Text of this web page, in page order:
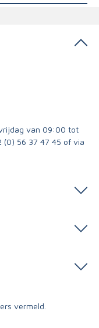
van 09:00 tot
(0) 56 37 47 45 of via
vermeld.